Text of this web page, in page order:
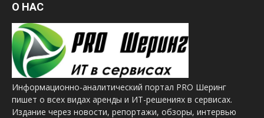
О НАС
Информационно-аналитический портал PRO Шеринг
пишет о всех видах аренды и ИТ-решениях в сервисах.
Издание через новости, репортажи, обзоры, интервью